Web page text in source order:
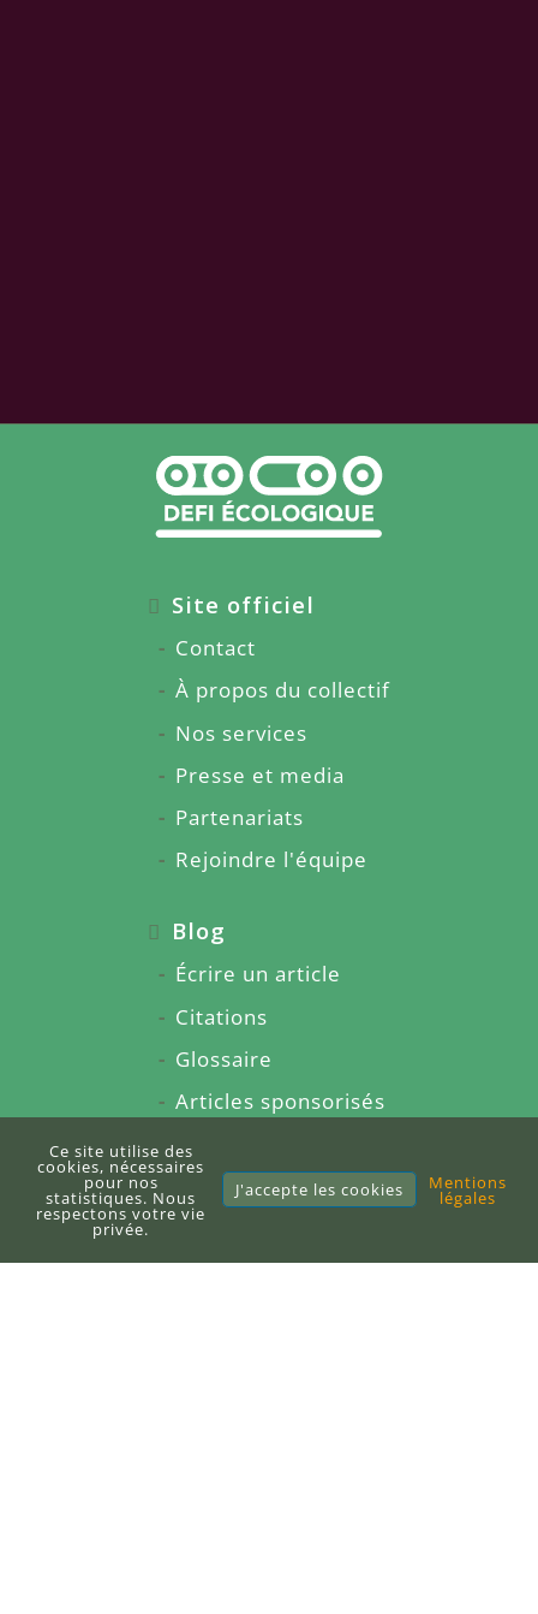
Site officiel
Contact
À propos du collectif
Nos services
Presse et media
Partenariats
Rejoindre l'équipe
Blog
Écrire un article
Citations
Glossaire
Articles sponsorisés
À propos du blog
Sitemap
E-books
Ce site utilise des
cookies, nécessaires
pour nos
statistiques. Nous
respectons votre vie
privée.
J'accepte les cookies Mentions
légales